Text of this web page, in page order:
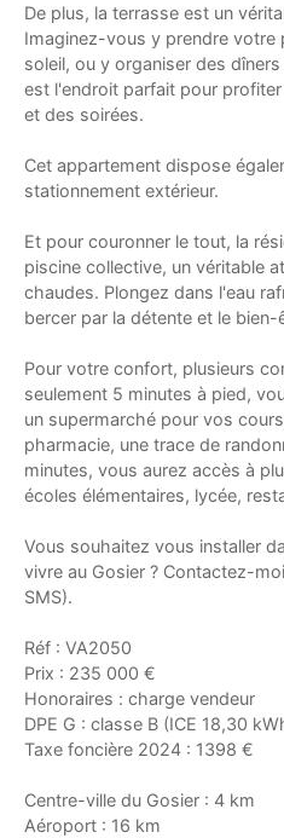
De plus, la terrasse est un
Imaginez-vous y prendre votre
soleil, ou y organiser des
est l'endroit parfait pour
et des soirées.
Cet appartement dispose
stationnement extérieur.
Et pour couronner le tout, la
piscine collective, un véritable
chaudes. Plongez dans l'eau
bercer par la détente et le bien-
Pour votre confort, plusieurs
seulement 5 minutes à pied,
un supermarché pour vos
pharmacie, une trace de
minutes, vous aurez accès à
écoles élémentaires, lycée,
Vous souhaitez vous installer
vivre au Gosier ? Contactez-
SMS).
Réf : VA2050
Prix : 235 000 €
Honoraires : charge vendeur
DPE G : classe B (ICE 18,30
Taxe foncière 2024 : 1398 €
Centre-ville du Gosier : 4 km
Aéroport : 16 km